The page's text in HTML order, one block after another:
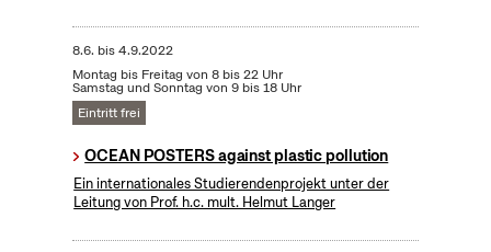
8.6. bis4.9.2022
Montag bis Freitag von 8 bis 22 Uhr
Samstag und Sonntag von 9 bis 18 Uhr
Eintritt frei
OCEAN POSTERS against plastic pollution
Ein internationales Studierendenprojekt unter der
Leitung von Prof. h.c. mult. Helmut Langer